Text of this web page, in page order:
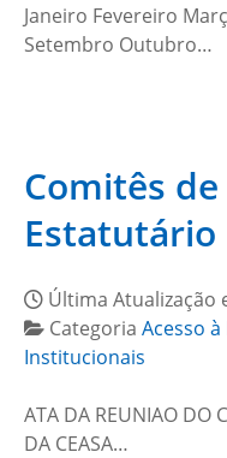
Janeiro Fevereiro
Setembro Outubro…
Comitês
Estatutário
Última Atualização
Categoria Acesso
Institucionais
ATA DA REUNIAO DO
DA CEASA…